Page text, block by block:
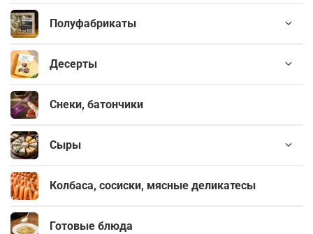
Полуфабрикаты
Десерты
Снеки, батончики
Сыры
Колбаса, сосиски, мясные деликатесы
Готовые блюда